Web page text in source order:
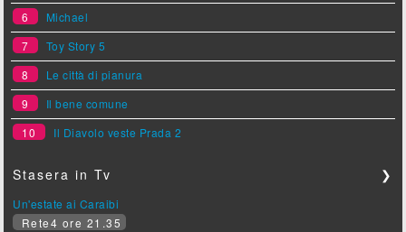
6
Michael
7
Toy Story 5
8
Le città di pianura
9
Il bene comune
10
Il Diavolo veste Prada 2
Stasera in Tv ❯
Un'estate ai Caraibi
Rete4 ore 21.35